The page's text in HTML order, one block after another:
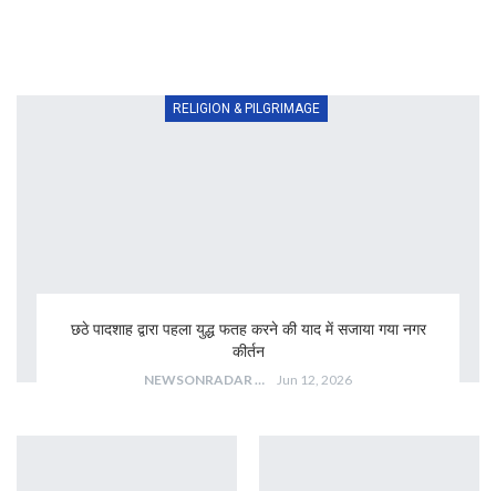
RELIGION & PILGRIMAGE
छठे पादशाह द्वारा पहला युद्ध फतह करने की याद में सजाया गया नगर
कीर्तन
NEWSONRADAR BUREAU Jun 12, 2026